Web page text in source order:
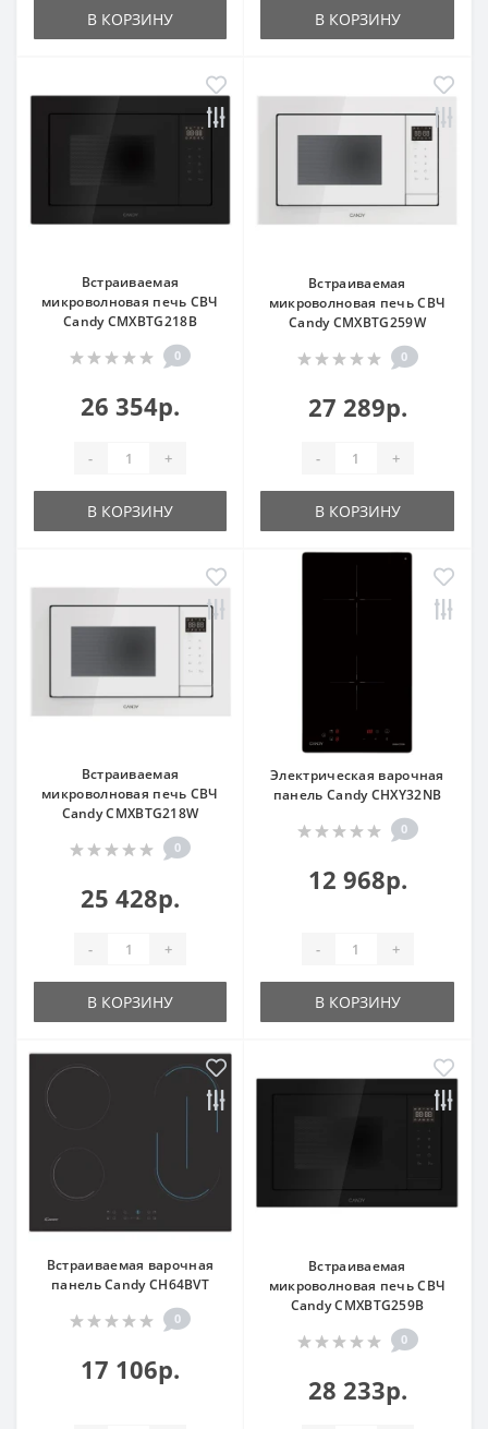
В КОРЗИНУ В КОРЗИНУ
Встраиваемая
микроволновая печь СВЧ
Candy CMXBTG218B
0
26 354р.
- +
В КОРЗИНУ
Встраиваемая
микроволновая печь СВЧ
Candy CMXBTG259W
0
27 289р.
- +
В КОРЗИНУ
Встраиваемая
микроволновая печь СВЧ
Candy CMXBTG218W
0
25 428р.
- +
В КОРЗИНУ
Электрическая варочная
панель Candy CHXY32NB
0
12 968р.
- +
В КОРЗИНУ
Встраиваемая варочная
панель Candy CH64BVT
0
17 106р.
Встраиваемая
микроволновая печь СВЧ
Candy CMXBTG259B
0
28 233р.